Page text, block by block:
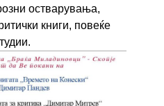
остварувања,
книги, повеќе